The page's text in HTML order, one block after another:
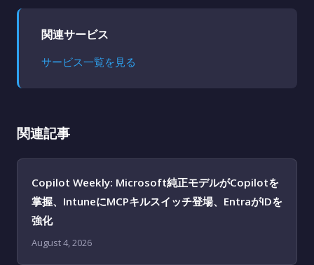
関連サービス
サービス一覧を見る
関連記事
Copilot Weekly: Microsoft純正モデルがCopilotを
掌握、IntuneにMCPキルスイッチ登場、EntraがIDを
強化
August 4, 2026